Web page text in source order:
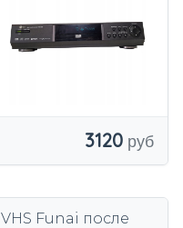
3120
VHS Funai после